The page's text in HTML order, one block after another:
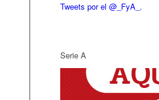
Tweets por el @_FyA_.
Serie A